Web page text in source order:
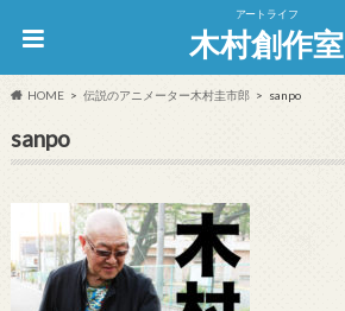
アートライフ
木村創作室
HOME 伝説のアニメーター木村圭市郎 sanpo
sanpo